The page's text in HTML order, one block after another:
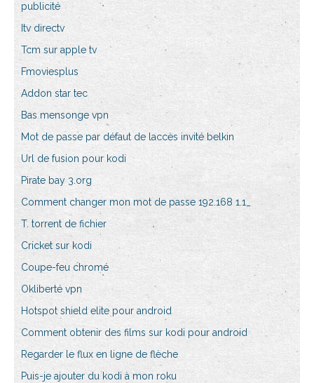
publicité
Itv directv
Tcm sur apple tv
Fmoviesplus
Addon star tec
Bas mensonge vpn
Mot de passe par défaut de laccès invité belkin
Url de fusion pour kodi
Pirate bay 3.org
Comment changer mon mot de passe 192.168 1.1_
T. torrent de fichier
Cricket sur kodi
Coupe-feu chromé
Okliberté vpn
Hotspot shield elite pour android
Comment obtenir des films sur kodi pour android
Regarder le flux en ligne de flèche
Puis-je ajouter du kodi à mon roku